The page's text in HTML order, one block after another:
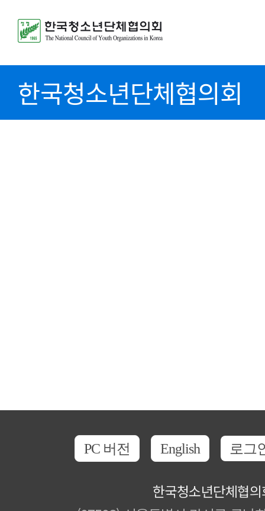
한국청소년단체협의회
PC 버전 English 로그
한국청소년단체협